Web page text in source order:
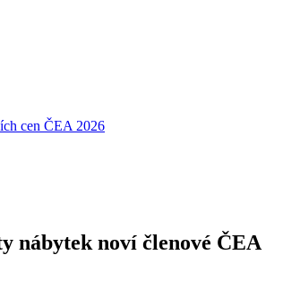
cen ČEA 2026
nábytek noví členové ČEA